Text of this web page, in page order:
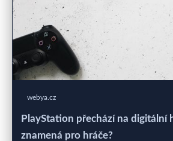
webya.cz
PlayStation přechází na digitální
znamená pro hráče?